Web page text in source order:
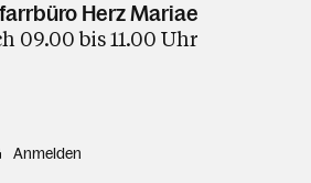
Herz Mariae
09.00 bis 11.00 Uhr
Anmelden